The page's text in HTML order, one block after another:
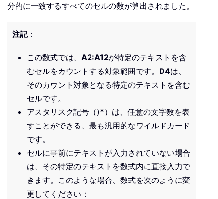
分的に一致するすべてのセルの数が算出されました。
注記：
この数式では、 A2:A12が特定のテキストを含
むセルをカウントする対象範囲です。 D4は、
そのカウント対象となる特定のテキストを含む
セルです。
アスタリスク記号（)*）は、任意の文字数を表
すことができる、最も汎用的なワイルドカード
です。
セルに事前にテキストが入力されていない場合
は、その特定のテキストを数式内に直接入力で
きます。このような場合、数式を次のように変
更してください：